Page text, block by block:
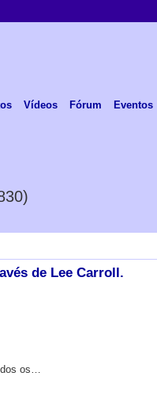
Vídeos Fórum Eventos
de Lee Carroll.
os…